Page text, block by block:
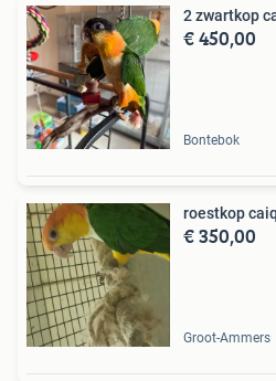
2 zwartkop
€ 450,00
Bontebok
roestkop
€ 350,00
Groot-Ammers